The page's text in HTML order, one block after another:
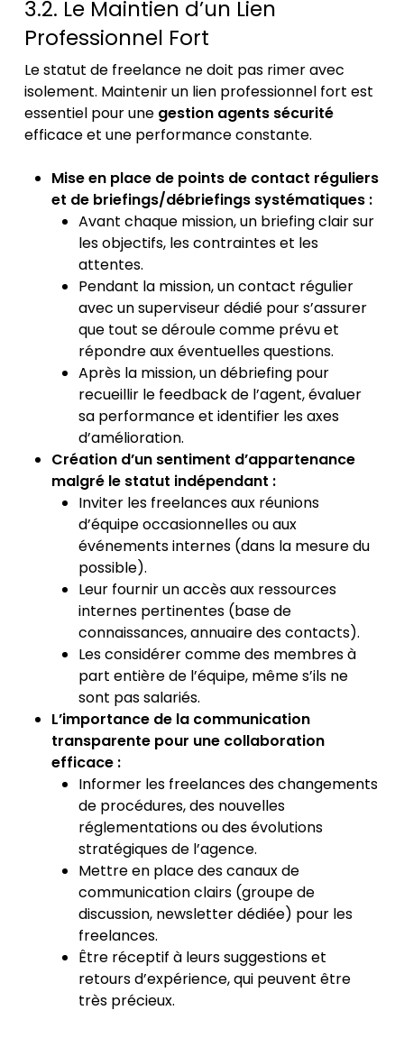
3.2. Le Maintien d’un Lien
Professionnel Fort
Le statut de freelance ne doit pas rimer avec
isolement. Maintenir un lien professionnel fort est
essentiel pour une gestion agents sécurité
efficace et une performance constante.
Mise en place de points de contact réguliers
et de briefings/débriefings systématiques :
Avant chaque mission, un briefing clair sur
les objectifs, les contraintes et les
attentes.
Pendant la mission, un contact régulier
avec un superviseur dédié pour s’assurer
que tout se déroule comme prévu et
répondre aux éventuelles questions.
Après la mission, un débriefing pour
recueillir le feedback de l’agent, évaluer
sa performance et identifier les axes
d’amélioration.
Création d’un sentiment d’appartenance
malgré le statut indépendant :
Inviter les freelances aux réunions
d’équipe occasionnelles ou aux
événements internes (dans la mesure du
possible).
Leur fournir un accès aux ressources
internes pertinentes (base de
connaissances, annuaire des contacts).
Les considérer comme des membres à
part entière de l’équipe, même s’ils ne
sont pas salariés.
L’importance de la communication
transparente pour une collaboration
efficace :
Informer les freelances des changements
de procédures, des nouvelles
réglementations ou des évolutions
stratégiques de l’agence.
Mettre en place des canaux de
communication clairs (groupe de
discussion, newsletter dédiée) pour les
freelances.
Être réceptif à leurs suggestions et
retours d’expérience, qui peuvent être
très précieux.